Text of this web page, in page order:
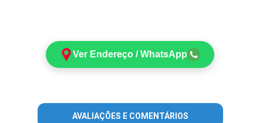
Ver Endereço / WhatsApp
AVALIAÇÕES E COMENTÁRIOS